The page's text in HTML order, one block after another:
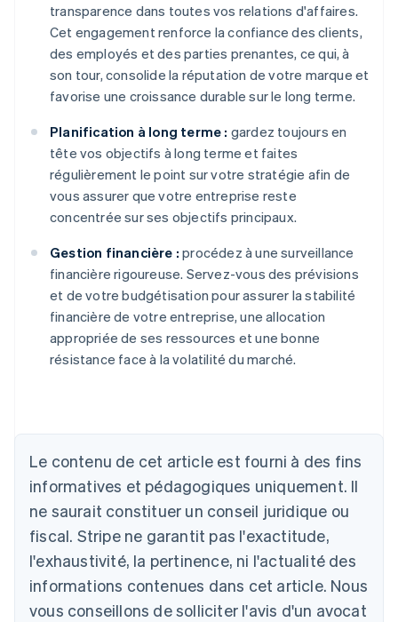
transparence dans toutes vos relations d'affaires.
Cet engagement renforce la confiance des clients,
des employés et des parties prenantes, ce qui, à
son tour, consolide la réputation de votre marque et
favorise une croissance durable sur le long terme.
Planification à long terme : gardez toujours en
tête vos objectifs à long terme et faites
régulièrement le point sur votre stratégie afin de
vous assurer que votre entreprise reste
concentrée sur ses objectifs principaux.
Gestion financière : procédez à une surveillance
financière rigoureuse. Servez-vous des prévisions
et de votre budgétisation pour assurer la stabilité
financière de votre entreprise, une allocation
appropriée de ses ressources et une bonne
résistance face à la volatilité du marché.
Le contenu de cet article est fourni à des fins
informatives et pédagogiques uniquement. Il
ne saurait constituer un conseil juridique ou
fiscal. Stripe ne garantit pas l'exactitude,
l'exhaustivité, la pertinence, ni l'actualité des
informations contenues dans cet article. Nous
vous conseillons de solliciter l'avis d'un avocat
Allemagne
Australie
English
Autriche
DeutschEnglish
Belgique
NederlandsFrançaisDeutsch English